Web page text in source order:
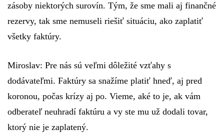
zásoby niektorých surovín. Tým, že sme mali aj finančné
rezervy, tak sme nemuseli riešiť situáciu, ako zaplatiť
všetky faktúry.
Miroslav: Pre nás sú veľmi dôležité vzťahy s
dodávateľmi. Faktúry sa snažíme platiť hneď, aj pred
koronou, počas krízy aj po. Vieme, aké to je, ak vám
odberateľ neuhradí faktúru a vy ste mu už dodali tovar,
ktorý nie je zaplatený.